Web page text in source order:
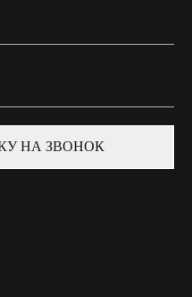
НА ЗВОНОК